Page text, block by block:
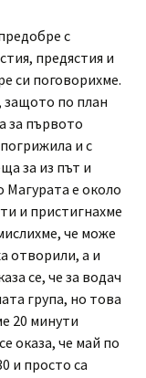
с
предястия и
си поговорихме.
защото по план
за първото
и с
за из път и
Магурата е около
и пристигнахме
че може
отворили, а и
се, че за водач
група, но това
20 минути
оказа, че май по
и просто са